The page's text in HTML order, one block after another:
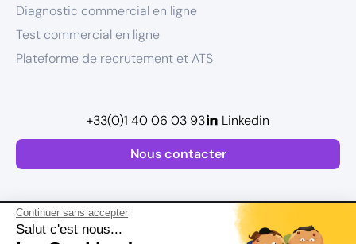
Continuer sans accepter
Salut c'est nous...
Diagnostic commercial en ligne
Test commercial en ligne
Plateforme de recrutement et ATS
Nous contacter
+33(0)1 40 06 03 93 Linkedin